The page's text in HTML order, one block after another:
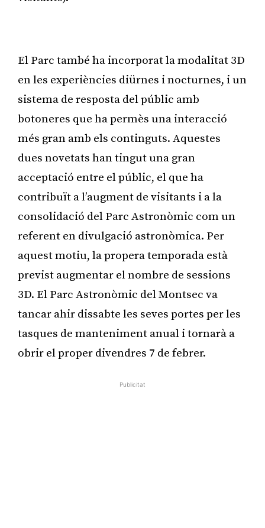
El Parc també ha incorporat la modalitat 3D
en les experiències diürnes i nocturnes, i un
sistema de resposta del públic amb
botoneres que ha permès una interacció
més gran amb els continguts. Aquestes
dues novetats han tingut una gran
acceptació entre el públic, el que ha
contribuït a l’augment de visitants i a la
consolidació del Parc Astronòmic com un
referent en divulgació astronòmica. Per
aquest motiu, la propera temporada està
previst augmentar el nombre de sessions
3D. El Parc Astronòmic del Montsec va
tancar ahir dissabte les seves portes per les
tasques de manteniment anual i tornarà a
obrir el proper divendres 7 de febrer.
Publicitat